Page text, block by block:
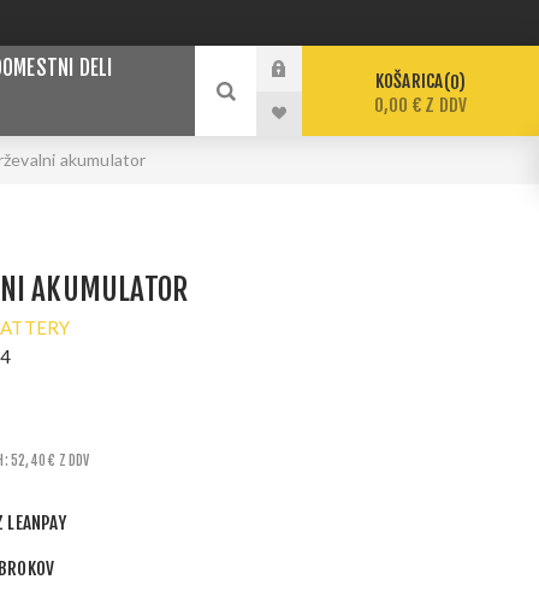
DELI
KOŠARICA 0
0,00 € Z DDV
akumulator
AKUMULATOR
52,40 € Z DDV
LEANPAY